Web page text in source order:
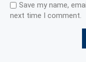
Save my name,
next time I comment.